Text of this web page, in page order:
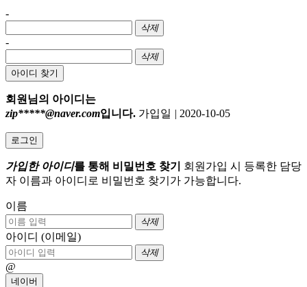
-
삭제
-
삭제
아이디 찾기
회원님의 아이디는
zip*****@naver.com입니다. 가입일 | 2020-10-05
로그인
가입한 아이디를 통해 비밀번호 찾기
회원가입 시 등록한 담당
자 이름과 아이디로 비밀번호 찾기가 가능합니다.
이름
삭제
아이디 (이메일)
삭제
@
네이버